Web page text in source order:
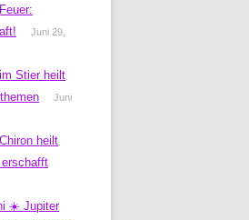
Juni 29,
Stier heilt
Juni
heilt
☀️ Jupiter